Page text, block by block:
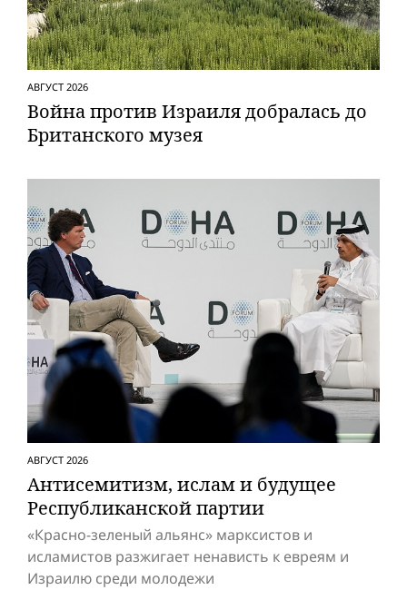
АВГУСТ 2026
Вой­на против Израиля добралась до
Британского музея
АВГУСТ 2026
Антисемитизм, ислам и будущее
Респуб­ликанской партии
«Красно-зеленый альянс» марксистов и
исламистов разжигает ненависть к евреям и
Израилю среди молодежи